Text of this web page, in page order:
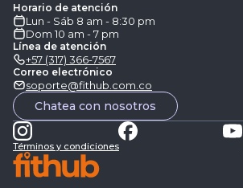
Horario de atención
Lun - Sáb 8 am - 8:30 pm
Dom 10 am - 7 pm
Línea de atención
+57 (317) 366-7567
Correo electrónico
soporte@fithub.com.co
Chatea con nosotros
Términos y condiciones